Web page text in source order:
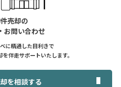
売却の
お問い合わせ
に精通した目利きで
伴走サポートいたします。
を相談する